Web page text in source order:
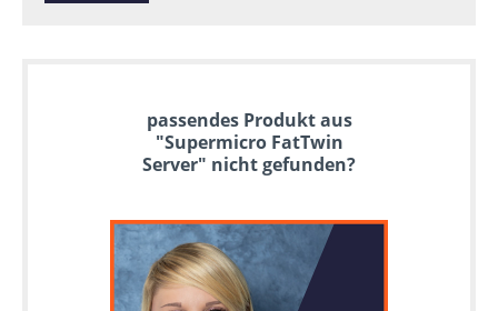
passendes Produkt aus
"Supermicro FatTwin
Server" nicht gefunden?